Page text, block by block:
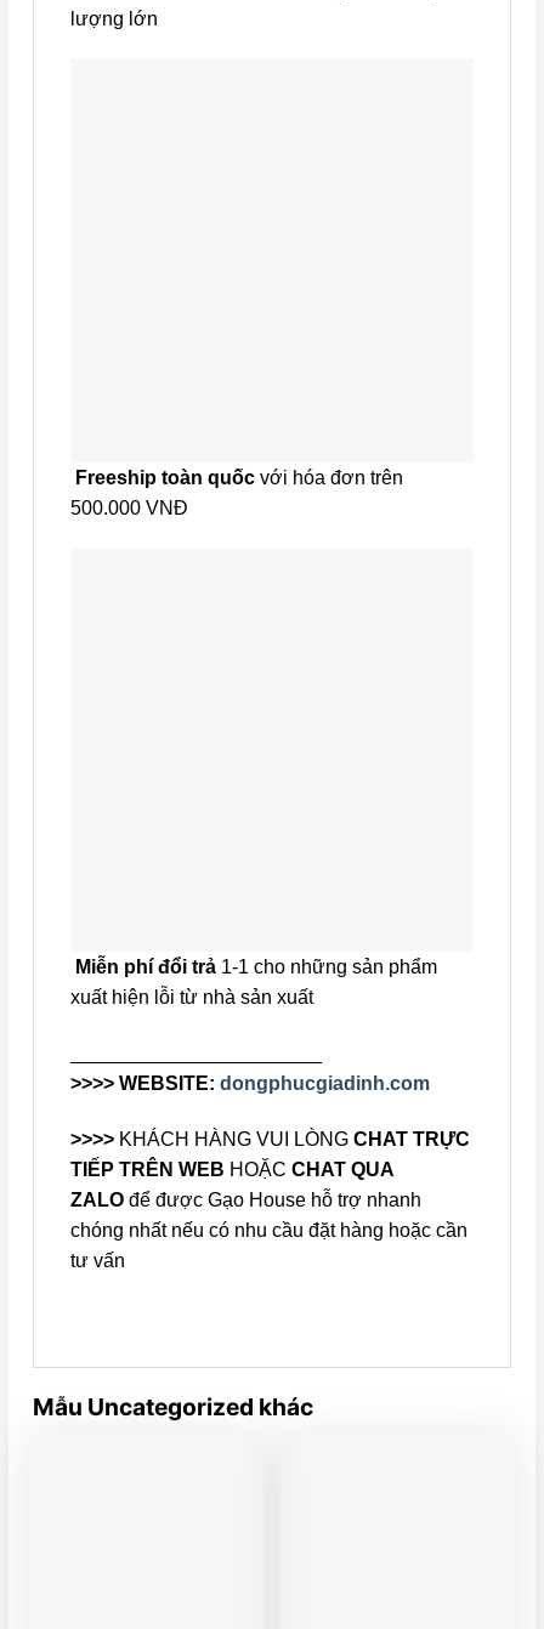
lượng lớn
Freeship toàn quốc với hóa đơn trên
500.000 VNĐ
Miễn phí đổi trả 1-1 cho những sản phẩm
xuất hiện lỗi từ nhà sản xuất
>>>> WEBSITE: dongphucgiadinh.com
>>>> KHÁCH HÀNG VUI LÒNG CHAT TRỰC
TIẾP TRÊN WEB HOẶC CHAT QUA
ZALO để được Gạo House hỗ trợ nhanh
chóng nhất nếu có nhu cầu đặt hàng hoặc cần
tư vấn
Mẫu Uncategorized khác